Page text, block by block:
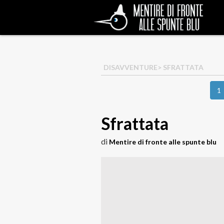
DISAVVENTURE> SFRATTATA
1
Sfrattata
di Mentire di fronte alle spunte blu